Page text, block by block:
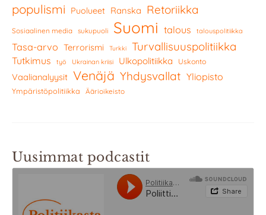
populismi Puolueet Ranska Retoriikka
Sosiaalinen media sukupuoli Suomi talous talouspolitiikka
Tasa-arvo Terrorismi Turkki Turvallisuuspolitiikka
Tutkimus työ Ukrainan kriisi Ulkopolitiikka Uskonto
Vaalianalyysit Venäjä Yhdysvallat Yliopisto
Ympäristöpolitiikka Äärioikeisto
Uusimmat podcastit